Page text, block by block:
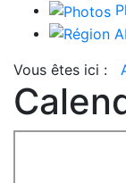
Vous êtes ici :